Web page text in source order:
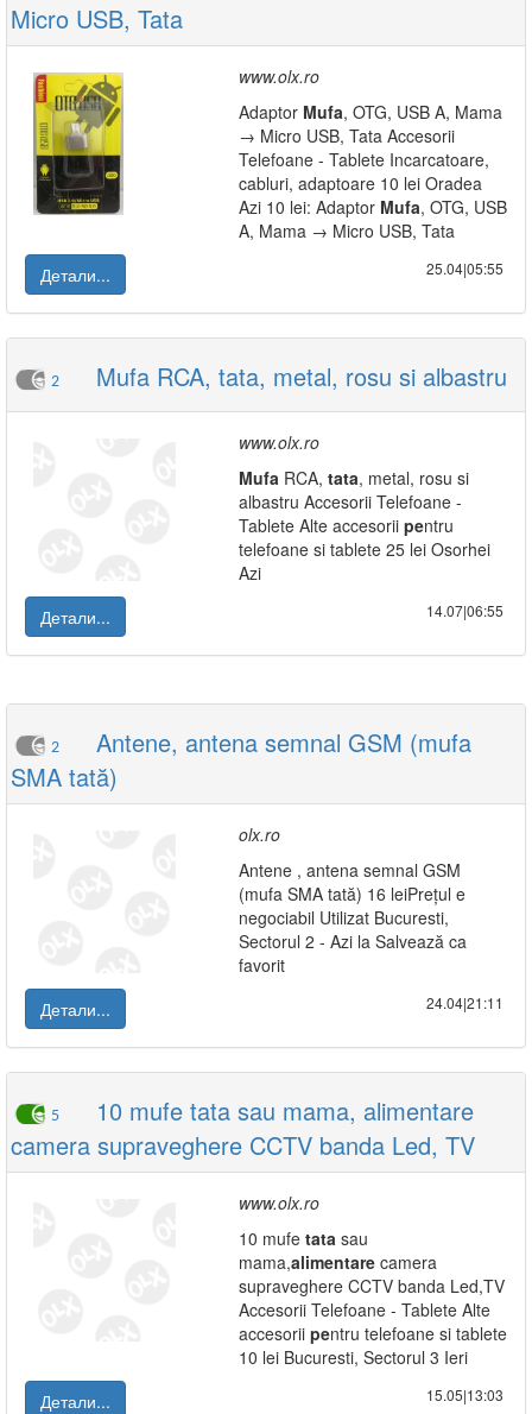
Micro USB, Tata
www.olx.ro
Adaptor Mufa, OTG, USB A, Mama
→ Micro USB, Tata Accesorii
Telefoane - Tablete Incarcatoare,
cabluri, adaptoare 10 lei Oradea
Azi 10 lei: Adaptor Mufa, OTG, USB
A, Mama → Micro USB, Tata
Детали...
25.04|05:55
2 Mufa RCA, tata, metal, rosu si albastru
www.olx.ro
Mufa RCA, tata, metal, rosu si
albastru Accesorii Telefoane -
Tablete Alte accesorii pentru
telefoane si tablete 25 lei Osorhei
Azi
Детали...
14.07|06:55
2
Antene, antena semnal GSM (mufa
SMA tată)
olx.ro
Antene , antena semnal GSM
(mufa SMA tată) 16 leiPrețul e
negociabil Utilizat Bucuresti,
Sectorul 2 - Azi la Salvează ca
favorit
Детали...
24.04|21:11
5
10 mufe tata sau mama, alimentare
camera supraveghere CCTV banda Led, TV
www.olx.ro
10 mufe tata sau
mama,alimentare camera
supraveghere CCTV banda Led,TV
Accesorii Telefoane - Tablete Alte
accesorii pentru telefoane si tablete
10 lei Bucuresti, Sectorul 3 Ieri
Детали...
15.05|13:03